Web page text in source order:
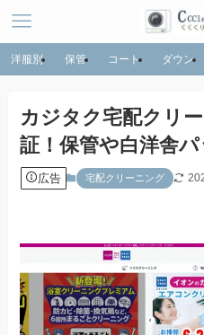
洋服別 保管 コート ダウン
カジタク宅配クリ
証！保管や白洋舎
広告 宅配クリーニング